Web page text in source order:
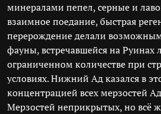
минералами пепел, серные и
взаимное поедание, быстрая
перерождение делали
фауны, встречавшейся на Руинах
ограниченном количестве при
условиях. Нижний Ад казался в
концентрацией всех мерзостей
Мерзостей неприкрытых, но всё